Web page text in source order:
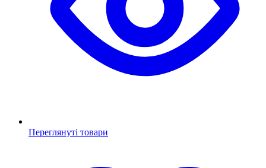
Переглянуті товари